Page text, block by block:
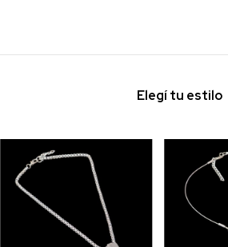
Elegí tu estilo